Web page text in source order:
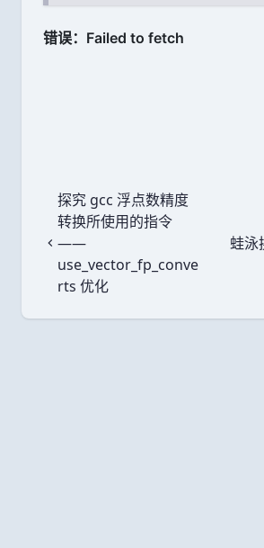
上一篇
探究 gcc 浮点数精度
转换所使用的指令
——
use_vector_fp_conve
rts 优化
蛙泳